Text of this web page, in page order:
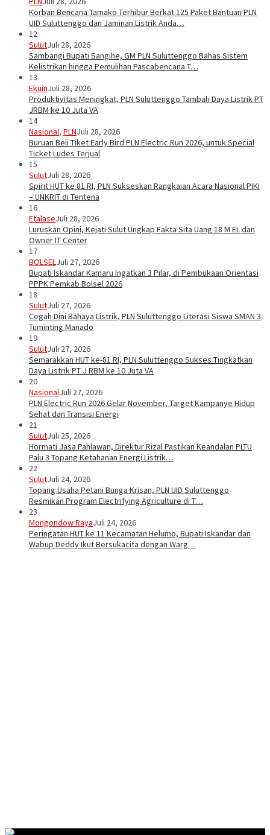
Korban Bencana Tamako Terhibur Berkat 125 Paket Bantuan PLN
UID Suluttenggo dan Jaminan Listrik Anda…
12
SulutJuli 28, 2026
Sambangi Bupati Sangihe, GM PLN Suluttenggo Bahas Sistem
Kelistrikan hingga Pemulihan Pascabencana T…
13
EkuinJuli 28, 2026
Produktivitas Meningkat, PLN Suluttenggo Tambah Daya Listrik PT
JRBM ke 10 Juta VA
14
Nasional, PLNJuli 28, 2026
Buruan Beli Tiket Early Bird PLN Electric Run 2026, untuk Special
Ticket Ludes Terjual
15
SulutJuli 28, 2026
Spirit HUT ke 81 RI, PLN Sukseskan Rangkaian Acara Nasional PIKI
– UNKRIT di Tentena
16
EtalaseJuli 28, 2026
Luruskan Opini, Kejati Sulut Ungkap Fakta Sita Uang 18 M EL dan
Owner IT Center
17
BOLSELJuli 27, 2026
Bupati Iskandar Kamaru Ingatkan 3 Pilar, di Pembukaan Orientasi
PPPK Pemkab Bolsel 2026
18
SulutJuli 27, 2026
Cegah Dini Bahaya Listrik, PLN Suluttenggo Literasi Siswa SMAN 3
Tuminting Manado
19
SulutJuli 27, 2026
Semarakkan HUT ke-81 RI, PLN Suluttenggo Sukses Tingkatkan
Daya Listrik PT J RBM ke 10 Juta VA
20
NasionalJuli 27, 2026
PLN Electric Run 2026 Gelar November, Target Kampanye Hidup
Sehat dan Transisi Energi
21
SulutJuli 25, 2026
Hormati Jasa Pahlawan, Direktur Rizal Pastikan Keandalan PLTU
Palu 3 Topang Ketahanan Energi Listrik…
22
SulutJuli 24, 2026
Topang Usaha Petani Bunga Krisan, PLN UID Suluttenggo
Resmikan Program Electrifying Agriculture di T…
23
Mongondow RayaJuli 24, 2026
Peringatan HUT ke 11 Kecamatan Helumo, Bupati Iskandar dan
Wabup Deddy Ikut Bersukacita dengan Warg…